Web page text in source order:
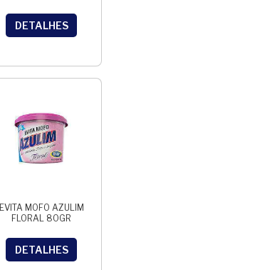
DETALHES
EVITA MOFO AZULIM
FLORAL 80GR
DETALHES